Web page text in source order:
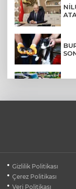
Gizlilik Politikası
Çerez Politikası
Veri Politikası